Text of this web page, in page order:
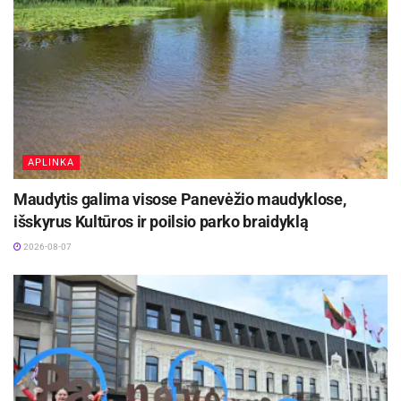
kavinių veiklai aptarnauti“, – sako Panevėžio
socialinių pokyčių centro direktorė Lina Trebienė.
Aktualios naujienos
Rokiškyje užbaigtas remontuoti Respublikos
gatvės dviračių ir pėsčiųjų takas
2026-08-07
Biržų rajone planuojama Širvėnos ežero Astravo
Įsigyjant transporto priemonę buvo svarbu, kad ji
būtų draugiška aplinkai ir pritaikyta žmonių su
negalia poreikiams. Elektromobiliu bus galima
vežti socialinėse dirbtuvėse pagamintą
APLINKA
Maudytis galima visose Panevėžio maudyklose,
išskyrus Kultūros ir poilsio parko braidyklą
2026-08-07